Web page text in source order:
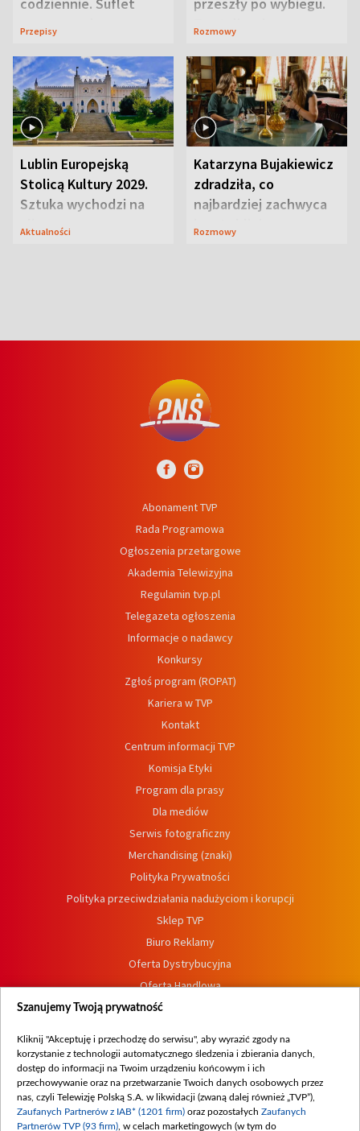
serowy zachwyca
Przepisy
Te stylizacje
Rozmowy
Lublin Europejską
Stolicą Kultury 2029.
Sztuka wychodzi na
ulice
Aktualności
Katarzyna Bujakiewicz
zdradziła, co
najbardziej zachwyca
ją w Lublinie
Rozmowy
Abonament TVP
Rada Programowa
Ogłoszenia przetargowe
Akademia Telewizyjna
Regulamin tvp.pl
Telegazeta ogłoszenia
Informacje o nadawcy
Konkursy
Zgłoś program (ROPAT)
Kariera w TVP
Kontakt
Centrum informacji TVP
Komisja Etyki
Program dla prasy
Dla mediów
Serwis fotograficzny
Merchandising (znaki)
Polityka Prywatności
Polityka przeciwdziałania nadużyciom i korupcji
Sklep TVP
Biuro Reklamy
Oferta Dystrybucyjna
Oferta Handlowa
Dostępność
Procedura zgłoszeń wewnętrznych
Szanujemy Twoją prywatność
Kliknij "Akceptuję i przechodzę do serwisu", aby wyrazić zgody na
korzystanie z technologii automatycznego śledzenia i zbierania danych,
dostęp do informacji na Twoim urządzeniu końcowym i ich
przechowywanie oraz na przetwarzanie Twoich danych osobowych przez
nas, czyli Telewizję Polską S.A. w likwidacji (zwaną dalej również „TVP”),
Zaufanych Partnerów z IAB* (1201 firm) oraz pozostałych Zaufanych
Partnerów TVP (93 firm) , w celach marketingowych (w tym do